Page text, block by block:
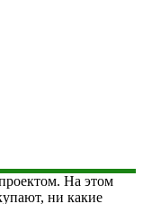
На этом
ни какие